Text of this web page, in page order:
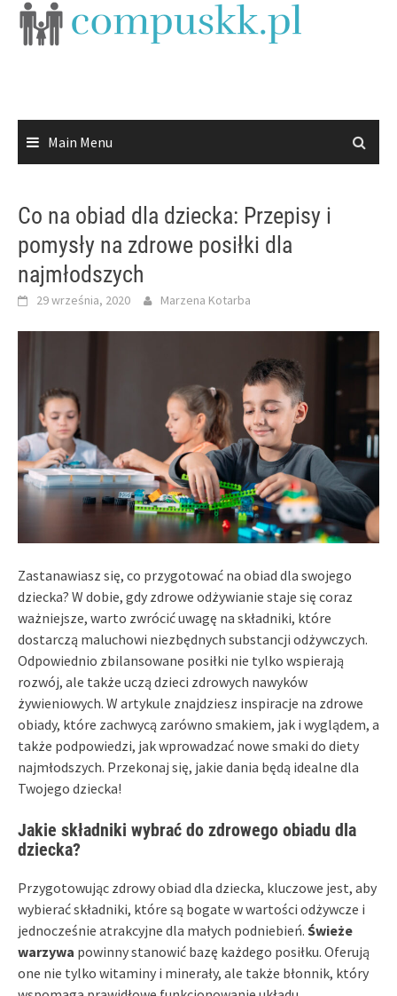
Skip
Main Menu
Co na obiad dla dziecka: Przepisy i
pomysły na zdrowe posiłki dla
najmłodszych
29 września, 2020 Marzena Kotarba
Zastanawiasz się, co przygotować na obiad dla swojego
dziecka? W dobie, gdy zdrowe odżywianie staje się coraz
ważniejsze, warto zwrócić uwagę na składniki, które
dostarczą maluchowi niezbędnych substancji odżywczych.
Odpowiednio zbilansowane posiłki nie tylko wspierają
rozwój, ale także uczą dzieci zdrowych nawyków
żywieniowych. W artykule znajdziesz inspiracje na zdrowe
obiady, które zachwycą zarówno smakiem, jak i wyglądem, a
także podpowiedzi, jak wprowadzać nowe smaki do diety
najmłodszych. Przekonaj się, jakie dania będą idealne dla
Twojego dziecka!
Jakie składniki wybrać do zdrowego obiadu dla
dziecka?
Przygotowując zdrowy obiad dla dziecka, kluczowe jest, aby
wybierać składniki, które są bogate w wartości odżywcze i
jednocześnie atrakcyjne dla małych podniebień. Świeże
warzywa powinny stanowić bazę każdego posiłku. Oferują
one nie tylko witaminy i minerały, ale także błonnik, który